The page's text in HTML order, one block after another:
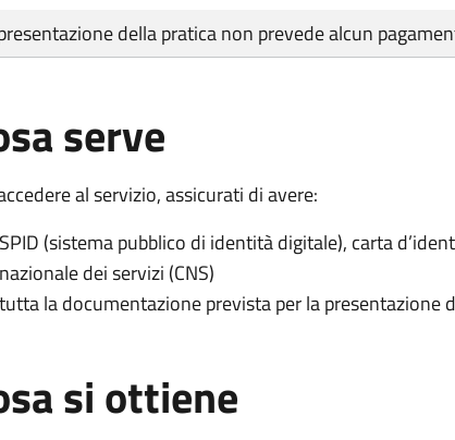
di pagamentodella pratica non prevede alcun
serve
al servizio, assicurati di avere:
SPID (sistema pubblico di identità digitale), carta
nazionale dei servizi (CNS)
tutta la documentazione prevista per la presentazione
si ottiene